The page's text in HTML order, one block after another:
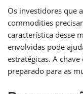
Os investidores que
commodities
característica desse
envolvidas pode
estratégicas. A
preparado para as